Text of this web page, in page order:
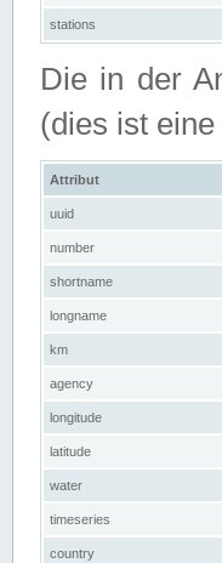
stations
Die in der
(dies ist
Attribut
uuid
number
shortname
longname
km
agency
longitude
latitude
water
timeseries
country